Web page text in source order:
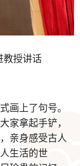
教授讲话
上了句号。
家拿起手铲，
亲身感受古人
生活的世